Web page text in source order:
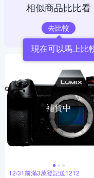
相似商品比比看
去比較
現在可以馬上比
補貨中
12/31前滿3萬登記送1212